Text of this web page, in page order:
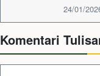
24/01/
Komentari